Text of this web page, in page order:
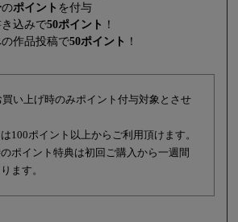
のポイント を付与
込みで50ポイント ！
作品投稿で50ポイント ！
買い上げ時のみポイント付与対象とさせ
100ポイント以上からご利用頂けます。
ポイント特典は初回ご購入から一週間
ます。